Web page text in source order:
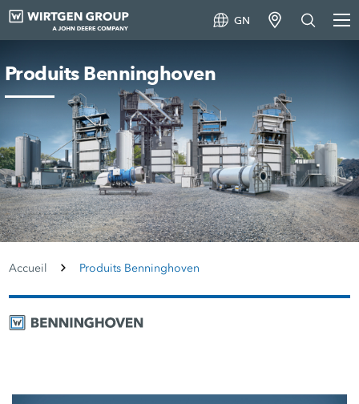
GN
Produits Benninghoven
Accueil Produits Benninghoven